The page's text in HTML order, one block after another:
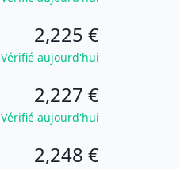
2,225 €
Vérifié aujourd'hui
2,227 €
Vérifié aujourd'hui
2,248 €